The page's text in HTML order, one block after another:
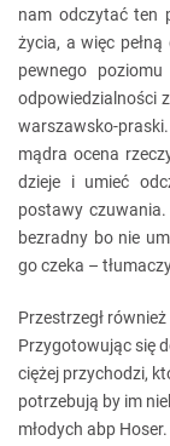
nam odczytać ten
życia, a więc
pewnego
odpowiedzialności
warszawsko-praski.
mądra ocena
dzieje i umieć
postawy
bezradny bo nie
go czeka –
Przestrzegł
Przygotowując się
ciężej przychodzi,
potrzebują by im
młodych abp